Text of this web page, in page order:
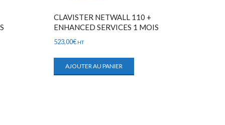
CLAVISTER NETWALL 110 +
ENHANCED SERVICES 1 MOIS
523,00€ HT
AJOUTER AU PANIER